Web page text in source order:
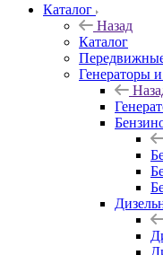
Каталог
Назад
Каталог
Генераторы